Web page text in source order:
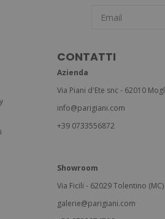
CONTATTI
Azienda
Via Piani d'Ete snc - 62010
info@parigiani.com
+39 0733556872
Showroom
Via Ficili - 62029 Tolentino
galerie@parigiani.com